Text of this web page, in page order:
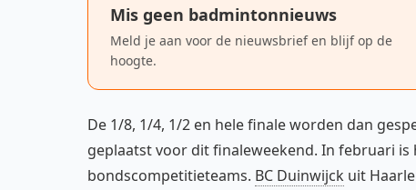
Mis geen badmintonnieuws
Meld je aan voor de nieuwsbrief en blijf op de
hoogte.
De 1/8, 1/4, 1/2 en hele finale worden dan
geplaatst voor dit finaleweekend. In februari
bondscompetitieteams. BC Duinwijck uit